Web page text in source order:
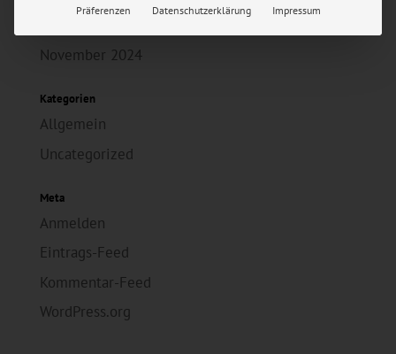
November 2024
Kategorien
Allgemein
Uncategorized
Meta
Anmelden
Eintrags-Feed
Kommentar-Feed
WordPress.org
Präferenzen Datenschutzerklärung Impressum